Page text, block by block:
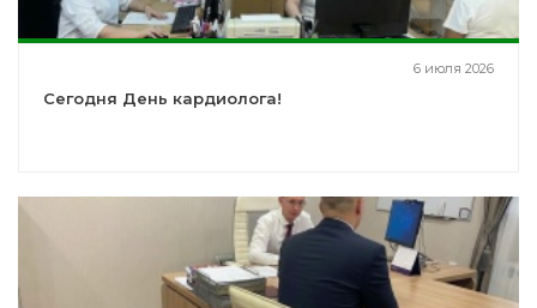
6 июля 2026
Сегодня День кардиолога!